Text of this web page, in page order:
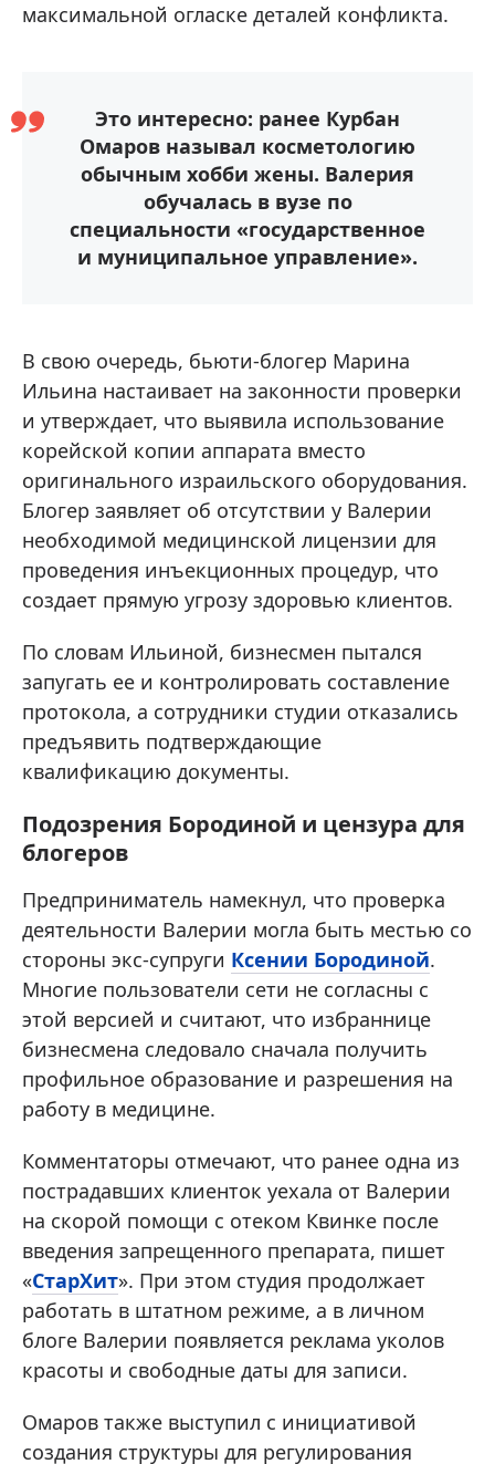
максимальной огласке деталей конфликта.
Это интересно: ранее Курбан
Омаров называл косметологию
обычным хобби жены. Валерия
обучалась в вузе по
специальности «государственное
и муниципальное управление».
В свою очередь, бьюти-блогер Марина
Ильина настаивает на законности проверки
и утверждает, что выявила использование
корейской копии аппарата вместо
оригинального израильского оборудования.
Блогер заявляет об отсутствии у Валерии
необходимой медицинской лицензии для
проведения инъекционных процедур, что
создает прямую угрозу здоровью клиентов.
По словам Ильиной, бизнесмен пытался
запугать ее и контролировать составление
протокола, а сотрудники студии отказались
предъявить подтверждающие
квалификацию документы.
Подозрения Бородиной и цензура для
блогеров
Предприниматель намекнул, что проверка
деятельности Валерии могла быть местью со
стороны экс-супруги Ксении Бородиной.
Многие пользователи сети не согласны с
этой версией и считают, что избраннице
бизнесмена следовало сначала получить
профильное образование и разрешения на
работу в медицине.
Комментаторы отмечают, что ранее одна из
пострадавших клиенток уехала от Валерии
на скорой помощи с отеком Квинке после
введения запрещенного препарата, пишет
«СтарХит». При этом студия продолжает
работать в штатном режиме, а в личном
блоге Валерии появляется реклама уколов
красоты и свободные даты для записи.
Омаров также выступил с инициативой
создания структуры для регулирования